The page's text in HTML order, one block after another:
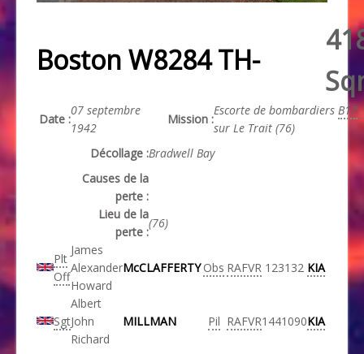
Boston W8284 TH-
Date :
07 septembre
1942
Mission :
Escorte de bombardiers B17
sur Le Trait (76)
Décollage :Bradwell Bay
Causes de la
perte :
Lieu de la
perte :
(76)
Plt
Off
James
Alexander
Howard
McCLAFFERTY Obs RAFVR 123132 KIA
Sgt
Albert
John
Richard
MILLMAN Pil RAFVR1441090KIA